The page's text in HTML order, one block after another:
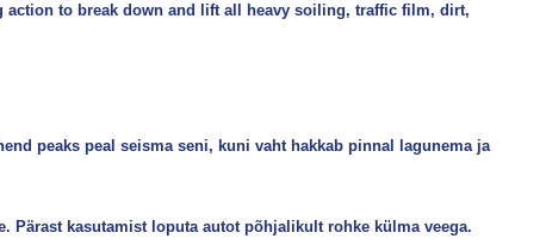
to break down and lift all heavy soiling, traffic film, dirt,
peaks peal seisma seni, kuni vaht hakkab pinnal lagunema ja
Pärast kasutamist loputa autot põhjalikult rohke külma veega.